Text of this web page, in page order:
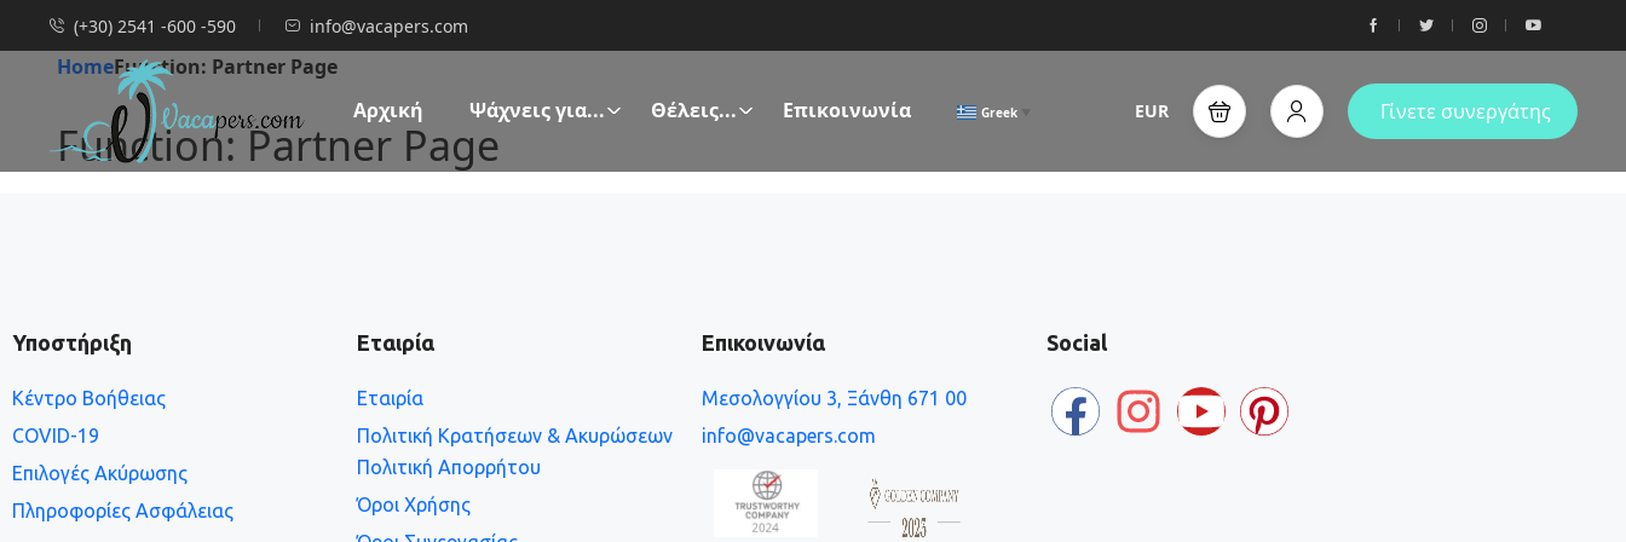
(+30) 2541 -600 -590 info@vacapers.com
Αρχική Ψάχνεις για... Θέλεις... Επικοινωνία Greek EUR Γίνετε συνεργάτης
HomeFunction: Partner Page
Function: Partner Page
Υποστήριξη
Κέντρο Βοήθειας
COVID-19
Επιλογές Ακύρωσης
Πληροφορίες Ασφάλειας
Εταιρία
Εταιρία
Πολιτική Κρατήσεων & Ακυρώσεων
Πολιτική Απορρήτου
Όροι Χρήσης
Επικοινωνία
Μεσολογγίου 3, Ξάνθη 671 00
info@vacapers.com
Social